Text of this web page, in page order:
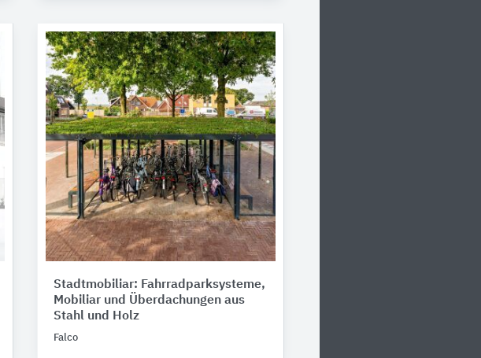
Stadtmobiliar: Fahrradparksysteme,
Mobiliar und Überdachungen aus
Stahl und Holz
Falco